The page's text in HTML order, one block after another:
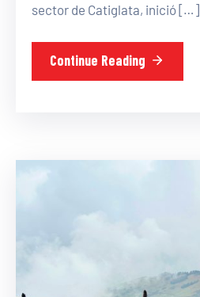
sector de Catiglata, inició […]
Continue Reading